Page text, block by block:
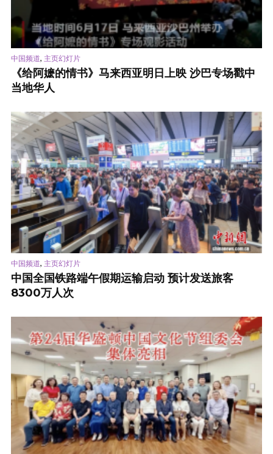
中国频道, 主页幻灯片
《给阿嬷的情书》马来西亚明日上映 沙巴专场戳中
当地华人
中国频道, 主页幻灯片
中国全国铁路端午假期运输启动 预计发送旅客
8300万人次